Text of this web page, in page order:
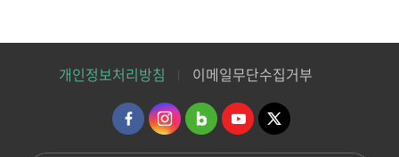
개인정보처리방침 이메일무단수집거부